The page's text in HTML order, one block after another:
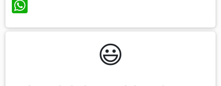
WhatsApp
😃️